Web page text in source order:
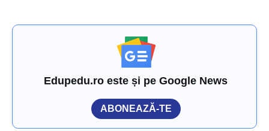
Edupedu.ro este și pe Google News
ABONEAZĂ-TE